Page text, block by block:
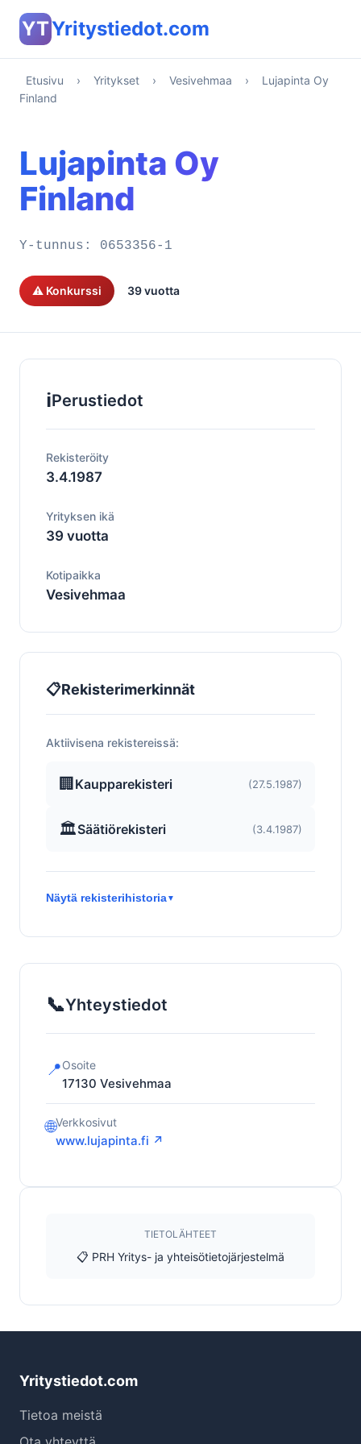
YTYritystiedot.com
Etusivu › Yritykset › Vesivehmaa ›
Lujapinta Oy
Finland
Lujapinta Oy
Finland
Y-tunnus: 0653356-1
⚠️ Konkurssi 39 vuotta
ℹ️Perustiedot
Rekisteröity
3.4.1987
Yrityksen ikä
39 vuotta
Kotipaikka
Vesivehmaa
📋Rekisterimerkinnät
Aktiivisena rekistereissä:
🏢 Kaupparekisteri (27.5.1987)
🏛️Säätiörekisteri (3.4.1987)
Näytä rekisterihistoria▼
📞Yhteystiedot
📍Osoite
17130 Vesivehmaa
🌐Verkkosivut
www.lujapinta.fi ↗
TIETOLÄHTEET
📋 PRH Yritys- ja yhteisötietojärjestelmä
Yritystiedot.com
Tietoa meistä